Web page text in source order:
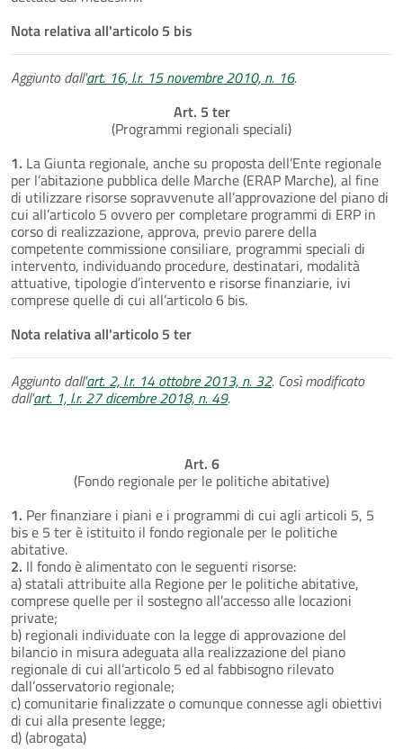
Nota relativa all'articolo 5 bis
Aggiunto dall'art. 16, l.r. 15 novembre 2010, n. 16.
Art. 5 ter
(Programmi regionali speciali)
1. La Giunta regionale, anche su proposta dell’Ente regionale
per l’abitazione pubblica delle Marche (ERAP Marche), al fine
di utilizzare risorse sopravvenute all’approvazione del piano di
cui all’articolo 5 ovvero per completare programmi di ERP in
corso di realizzazione, approva, previo parere della
competente commissione consiliare, programmi speciali di
intervento, individuando procedure, destinatari, modalità
attuative, tipologie d’intervento e risorse finanziarie, ivi
comprese quelle di cui all’articolo 6 bis.
Nota relativa all'articolo 5 ter
Aggiunto dall'art. 2, l.r. 14 ottobre 2013, n. 32. Così modificato
dall'art. 1, l.r. 27 dicembre 2018, n. 49.
Art. 6
(Fondo regionale per le politiche abitative)
1. Per finanziare i piani e i programmi di cui agli articoli 5, 5
bis e 5 ter è istituito il fondo regionale per le politiche
abitative.
2. Il fondo è alimentato con le seguenti risorse:
a) statali attribuite alla Regione per le politiche abitative,
comprese quelle per il sostegno all’accesso alle locazioni
private;
b) regionali individuate con la legge di approvazione del
bilancio in misura adeguata alla realizzazione del piano
regionale di cui all’articolo 5 ed al fabbisogno rilevato
dall’osservatorio regionale;
c) comunitarie finalizzate o comunque connesse agli obiettivi
di cui alla presente legge;
d) (abrogata)